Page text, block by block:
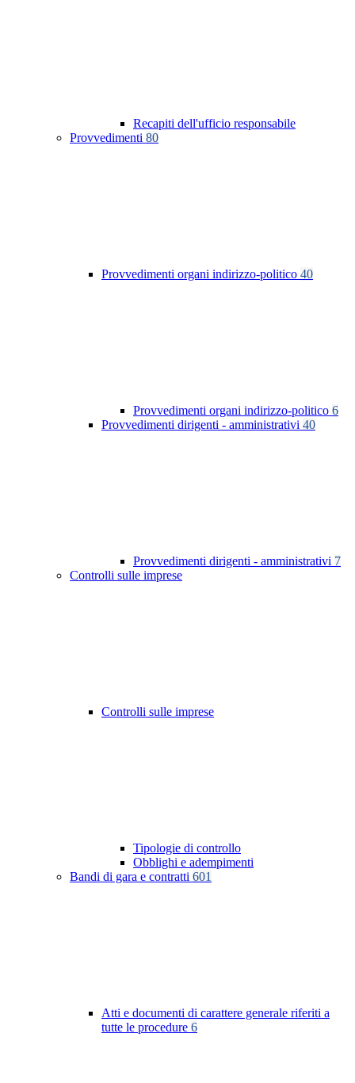
Recapiti dell'ufficio responsabile
Provvedimenti 80
Provvedimenti organi indirizzo-politico 40
Provvedimenti organi indirizzo-politico 6
Provvedimenti dirigenti - amministrativi 40
Provvedimenti dirigenti - amministrativi 7
Controlli sulle imprese
Controlli sulle imprese
Tipologie di controllo
Obblighi e adempimenti
Bandi di gara e contratti 601
Atti e documenti di carattere generale riferiti a
tutte le procedure 6